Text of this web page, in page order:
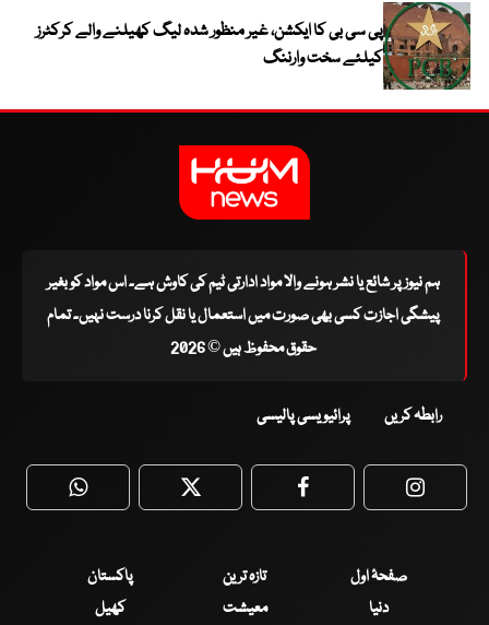
پی سی بی کا ایکشن، غیر منظور شدہ لیگ کھیلنے والے کرکٹرز
کیلئے سخت وارننگ
ہم نیوز پر شائع یا نشر ہونے والا مواد ادارتی ٹیم کی کاوش ہے۔ اس مواد کو بغیر
پیشگی اجازت کسی بھی صورت میں استعمال یا نقل کرنا درست نہیں۔ تمام
حقوق محفوظ ہیں © 2026
رابطہ کریں پرائیویسی پالیسی
WhatsApp Twitter Facebook
صفحۂ اول تازہ ترین
پاکستان
دنیا
معیشت کھیل